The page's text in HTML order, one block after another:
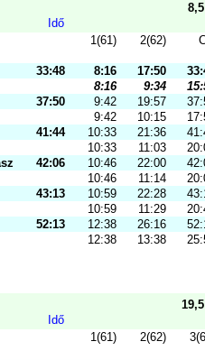
Idő
1(61)
2(62)
33:48 8:16 17:50
8:16
9:34
37:50 9:42 19:57
9:42
10:15
41:44 10:33 21:36
10:33
11:03
42:06 10:46 22:00
10:46
11:14
43:13 10:59 22:28
10:59
11:29
52:13 12:38 26:16
12:38
13:38
Idő
1(61)
2(62)